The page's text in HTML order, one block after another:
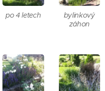
po 4 letech
bylinkový
záhon